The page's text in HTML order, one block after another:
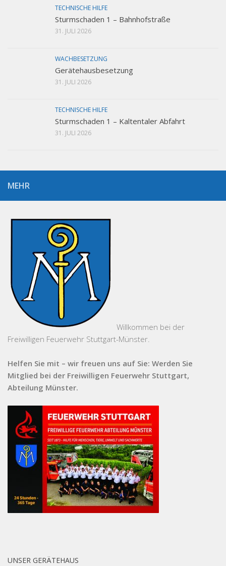
TECHNISCHE HILFE
Sturmschaden 1 – Bahnhofstraße
31. JULI 2026
WACHBESETZUNG
Gerätehausbesetzung
31. JULI 2026
TECHNISCHE HILFE
Sturmschaden 1 – Kaltentaler Abfahrt
31. JULI 2026
MEHR
Willkommen bei der
Freiwilligen Feuerwehr Stuttgart-Münster.
Helfen Sie mit – wir freuen uns auf Sie: Werden Sie
Mitglied bei der Freiwilligen Feuerwehr Stuttgart,
Abteilung Münster.
UNSER GERÄTEHAUS